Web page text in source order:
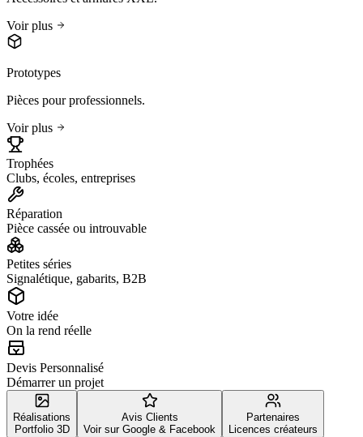
Voir plus
Prototypes
Pièces pour professionnels.
Voir plus
Trophées
Clubs, écoles, entreprises
Réparation
Pièce cassée ou introuvable
Petites séries
Signalétique, gabarits, B2B
Votre idée
On la rend réelle
Devis Personnalisé
Démarrer un projet
Réalisations
Portfolio 3D
Avis Clients
Voir sur Google & Facebook
Partenaires
Licences créateurs